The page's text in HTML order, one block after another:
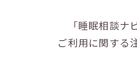
「睡眠相談ナ
ご利用に関する